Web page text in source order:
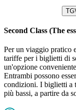
Second Class (The
Per un viaggio pratico
tariffe per i biglietti di
un'opzione
Entrambi possono
condizioni. I biglietti a
più bassi, a partire da